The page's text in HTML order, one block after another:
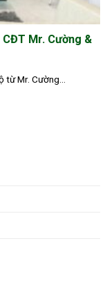
Mr. Cường &
Mr. Cường...